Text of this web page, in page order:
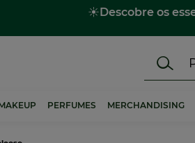
☀️Descobre os
PERFUMES MERCHANDISING